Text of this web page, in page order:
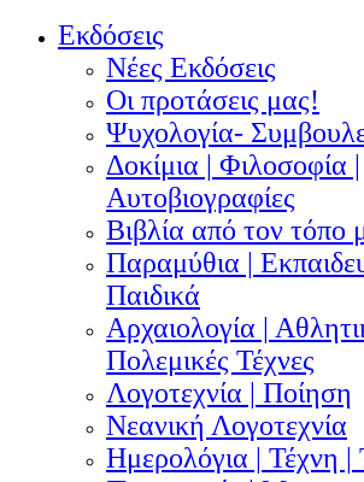
Εκδόσεις
Νέες Εκδόσεις
Οι προτάσεις μας!
Ψυχολογία-
Δοκίμια | Φιλοσοφία |
Αυτοβιογραφίες
Βιβλία από τον τόπο
Παραμύθια |
Παιδικά
Αρχαιολογία |
Πολεμικές Τέχνες
Λογοτεχνία | Ποίηση
Νεανική Λογοτεχνία
Ημερολόγια | Τέχνη |